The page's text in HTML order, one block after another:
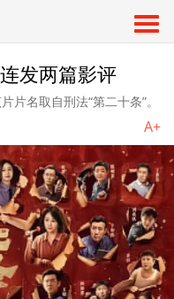
发两篇影评
片名取自刑法“第二十条”。
A+